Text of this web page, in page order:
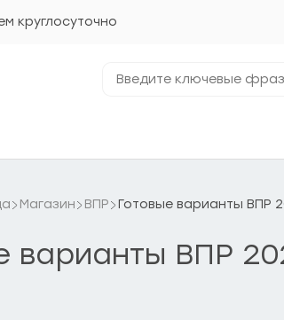
круглосуточно
ключевые
Магазин ВПР Готовые варианты ВПР
варианты ВПР